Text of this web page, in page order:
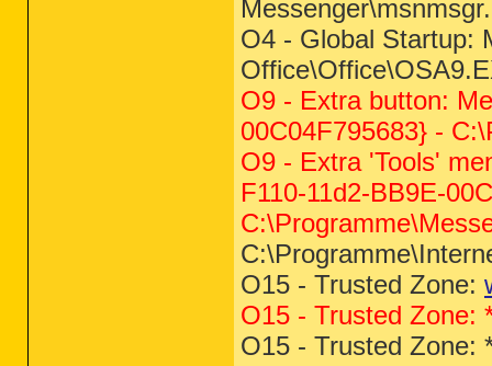
O4 - Global Startup:
O9 - Extra button:
00C04F795683} -
O9 - Extra 'Tools'
F110-11d2-BB9E-
O15 - Trusted Zone:
O15 - Trusted Zone:
O15 - Trusted Zone: